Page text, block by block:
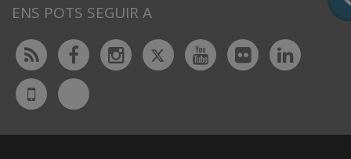
ENS POTS SEGUIR A
Rss FacebookInstagram
TwitterYoutubeFlickr
UdL
App
Bluesky